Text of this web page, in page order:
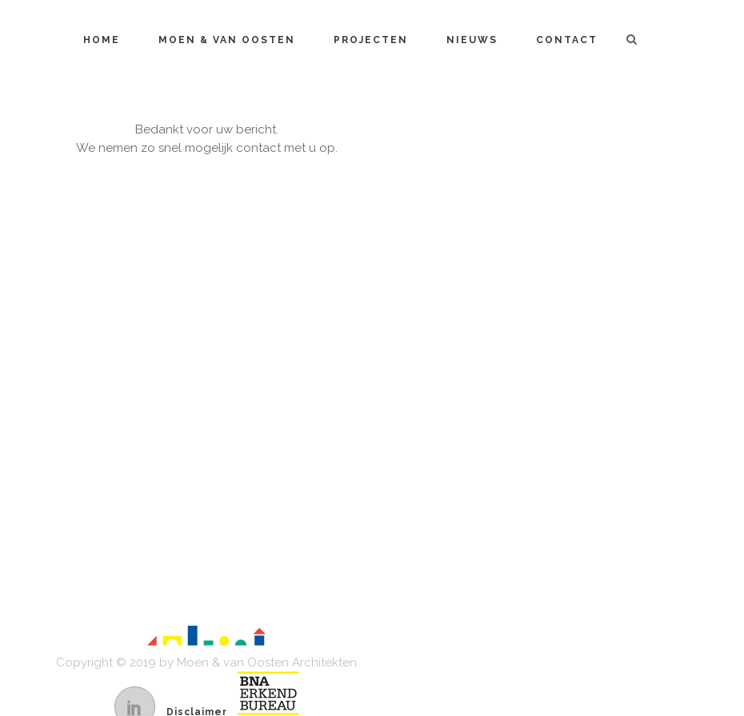
HOME MOEN & VAN OOSTEN PROJECTEN NIEUWS CONTACT
Bedankt voor uw bericht.
We nemen zo snel mogelijk contact met u op.
Copyright © 2019 by Moen & van Oosten Architekten
Disclaimer